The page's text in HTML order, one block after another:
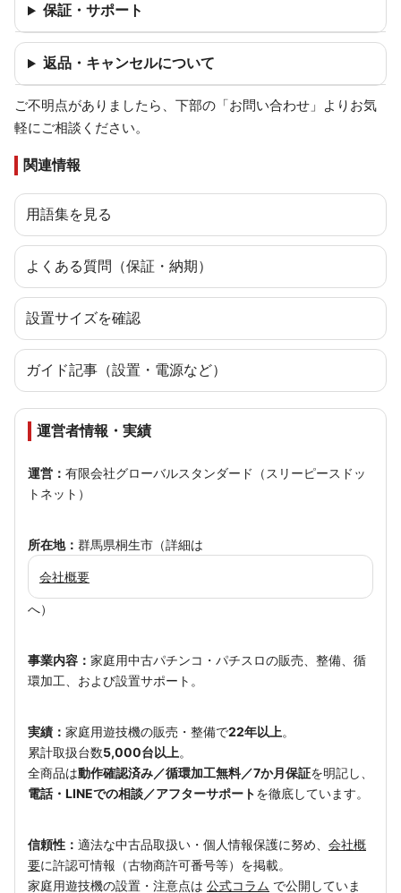
保証・サポート
返品・キャンセルについて
ご不明点がありましたら、下部の「お問い合わせ」よりお気
軽にご相談ください。
関連情報
用語集を見る
よくある質問（保証・納期）
設置サイズを確認
ガイド記事（設置・電源など）
運営者情報・実績
運営： 有限会社グローバルスタンダード（スリーピースドッ
トネット）
所在地： 群馬県桐生市（詳細は
会社概要
へ）
事業内容： 家庭用中古パチンコ・パチスロの販売、整備、循
環加工、および設置サポート。
実績： 家庭用遊技機の販売・整備で22年以上。
累計取扱台数5,000台以上。
全商品は動作確認済み／循環加工無料／7か月保証を明記し、
電話・LINEでの相談／アフターサポートを徹底しています。
信頼性： 適法な中古品取扱い・個人情報保護に努め、 会社概
要に許認可情報（古物商許可番号等）を掲載。
家庭用遊技機の設置・注意点は 公式コラム で公開していま